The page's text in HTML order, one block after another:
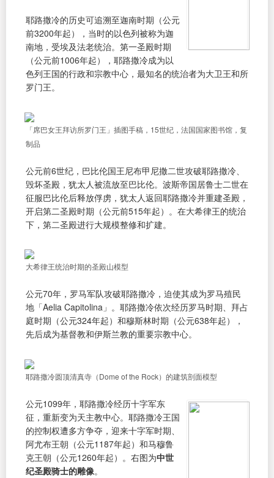
耶路撒冷的历史可追溯至迦南时期（公元
前3200年起），当时的以色列被称为迦
南地，受埃及法老统治。第一圣殿时期
（公元前1006年起），耶路撒冷成为以
色列王国的行政和宗教中心，最知名的统治者为大卫王和所
罗门王。
「席巴女王拜访所罗门王」插图手稿，15世纪，法国国家图书馆，复
制品
公元前6世纪，巴比伦国王尼布甲尼撒二世攻破耶路撒冷、
毁坏圣殿，犹太人被流放至巴比伦。波斯帝国居鲁士二世在
征服巴比伦后释放俘虏，犹太人返回耶路撒冷并重建圣殿，
开启第二圣殿时期（公元前515年起）。在大希律王的统治
下，第二圣殿进行大规模整修和扩建。
大希律王统治时期的圣殿山模型
公元70年，罗马军队攻破耶路撒冷，迫使其成为罗马殖民
地「Aelia Capitolina」。耶路撒冷依次经历罗马时期、拜占
庭时期（公元324年起）和穆斯林时期（公元638年起），
先后成为基督教和伊斯兰教的重要宗教中心。
耶路撒冷圆顶清真寺（Dome of the Rock）的建筑剖面模型
公元1099年，耶路撒冷经历十字军东
征，重新变为天主教中心。耶路撒冷王国
的控制权遭多方争夺，迎来十字军时期、
阿尤布王朝（公元1187年起）和马穆鲁
克王朝（公元1260年起）。右图为中世
纪圣殿骑士的雕像。